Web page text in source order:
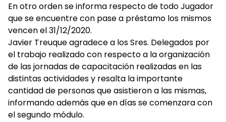
En otro orden se informa respecto de todo Jugador
que se encuentre con pase a préstamo los mismos
vencen el 31/12/2020.
Javier Treuque agradece a los Sres. Delegados por
el trabajo realizado con respecto a la organización
de las jornadas de capacitación realizadas en las
distintas actividades y resalta la importante
cantidad de personas que asistieron a las mismas,
informando además que en días se comenzara con
el segundo módulo.